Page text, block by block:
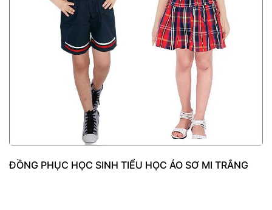
ĐỒNG PHỤC HỌC SINH TIỂU HỌC ÁO SƠ MI TRẮNG